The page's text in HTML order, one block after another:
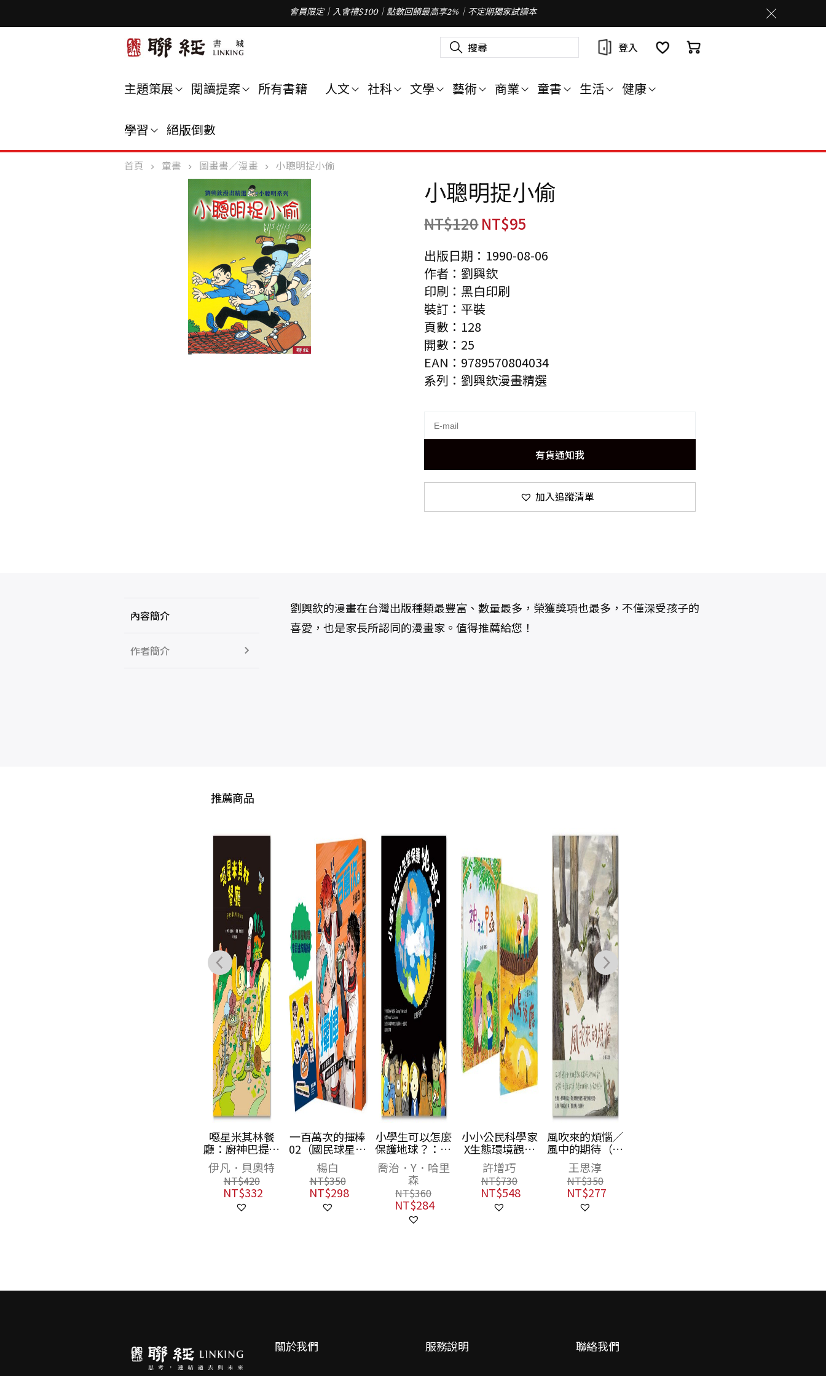
會員限定｜入會禮$100｜點數回饋最高享2%｜不定期獨家試讀本
搜
尋
字
登入
主題策展 閱讀提案 所有書籍 人文 社科 文學 藝術 商業 童書 生活 健康
學習 絕版倒數
首頁 童書 圖畫書／漫畫 小聰明捉小偷
小聰明捉小偷
NT$120NT$95
出版日期：1990-08-06
作者：劉興欽
印刷：黑白印刷
裝訂：平裝
頁數：128
開數：25
EAN：9789570804034
系列：劉興欽漫畫精選
有貨通知我
加入追蹤清單
內容簡介
作者簡介
劉興欽的漫畫在台灣出版種類最豐富、數量最多，榮獲獎項也最多，不僅深受孩子的
喜愛，也是家長所認同的漫畫家。值得推薦給您！
推薦商品
噁星米其林餐
廳：廚神巴提克
的美味祕方
伊凡．貝奧特
NT$420
NT$332
一百萬次的揮棒
02（國民球星彭
政閔×金漫獎團
隊跨界聯手運動
漫畫）首刷限量
贈送恰哥金句貼
紙
楊白
NT$350
NT$298
小學生可以怎麼
保護地球？：12
個行動，一起打
造SDGs永續環
境
喬治．Y．哈里
森
NT$360
NT$284
小小公民科學家
X生態環境觀察
套書（神祕甲蟲
+水鳥餐廳，共2
書）
許增巧
NT$730
NT$548
風吹來的煩惱／
風中的期待（雙
封面雙主線故
事，帶你看穿人
際互動盲點，找
到解方）
王思淳
NT$350
NT$277
關於我們 服務說明 聯絡我們